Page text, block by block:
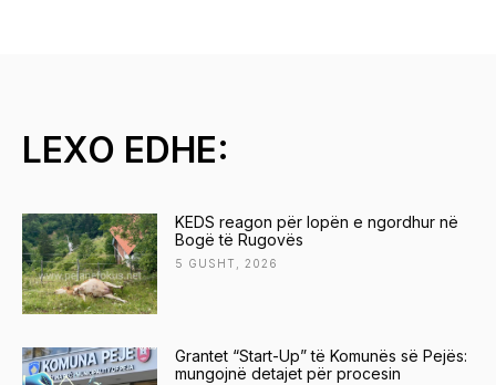
LEXO EDHE:
KEDS reagon për lopën e ngordhur në
Bogë të Rugovës
5 GUSHT, 2026
Grantet “Start-Up” të Komunës së Pejës:
mungojnë detajet për procesin